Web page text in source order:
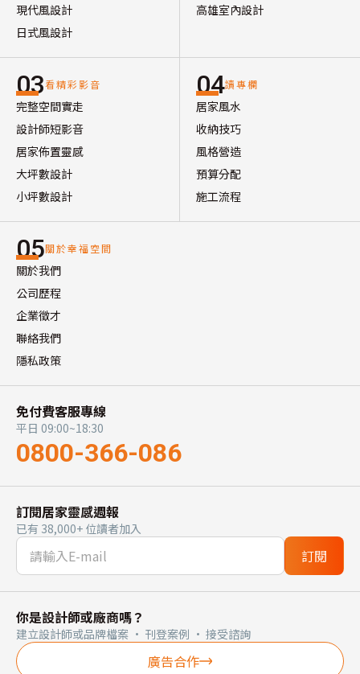
現代風設計
日式風設計
高雄室內設計
03看精彩影音
完整空間實走
設計師短影音
居家佈置靈感
大坪數設計
小坪數設計
04讀專欄
居家風水
收納技巧
風格營造
預算分配
施工流程
05關於幸福空間
關於我們
公司歷程
企業徵才
聯絡我們
隱私政策
免付費客服專線
平日 09:00~18:30
0800-366-086
訂閱居家靈感週報
已有 38,000+ 位讀者加入
訂閱
你是設計師或廠商嗎？
建立設計師或品牌檔案 · 刊登案例 · 接受諮詢
廣告合作